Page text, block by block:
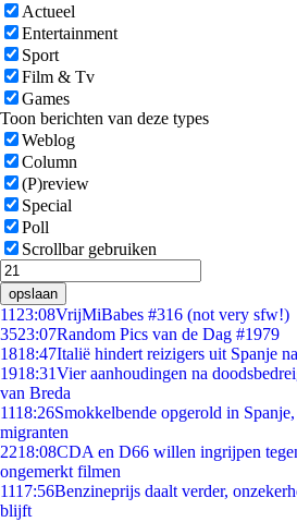
Actueel
Entertainment
Sport
Film & Tv
Games
Toon berichten van deze types
Weblog
Column
(P)review
Special
Poll
Scrollbar gebruiken
opslaan
11 23:08VrijMiBabes #316 (not very sfw!)
3523:07Random Pics van de Dag #1979
1818:47Italië hindert reizigers uit Spanje
1918:31Vier aanhoudingen na
van Breda
1118:26Smokkelbende opgerold in
migranten
2218:08CDA en D66 willen ingrijpen
ongemerkt filmen
1117:56Benzineprijs daalt verder,
blijft